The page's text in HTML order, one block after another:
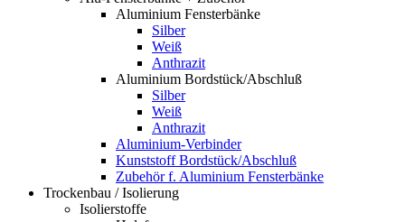
Aluminium Fensterbänke
Silber
Weiß
Anthrazit
Aluminium Bordstück/Abschluß
Silber
Weiß
Anthrazit
Aluminium-Verbinder
Kunststoff Bordstück/Abschluß
Zubehör f. Aluminium Fensterbänke
Trockenbau / Isolierung
Isolierstoffe